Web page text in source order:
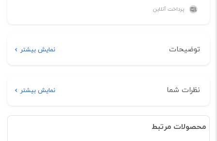
پرداخت آنلاین
توضیحات نمایش بیشتر
نظرات شما نمایش بیشتر
هیچ دیدگاهی برای این محصول نوشته نشده است.
اولین نفری باشید که دیدگاهی را ارسال می کنید برای
محصولات مرتبط